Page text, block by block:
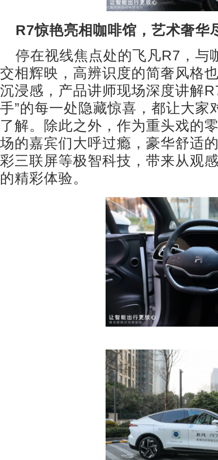
R7惊艳亮相咖啡馆，艺术奢华
停在视线焦点处的飞凡R7，与
交相辉映，高辨识度的简奢风格
沉浸感，产品讲师现场深度讲解
手”的每一处隐藏惊喜，都让大家
了解。除此之外，作为重头戏的
场的嘉宾们大呼过瘾，豪华舒适
彩三联屏等极智科技，带来从观
的精彩体验。